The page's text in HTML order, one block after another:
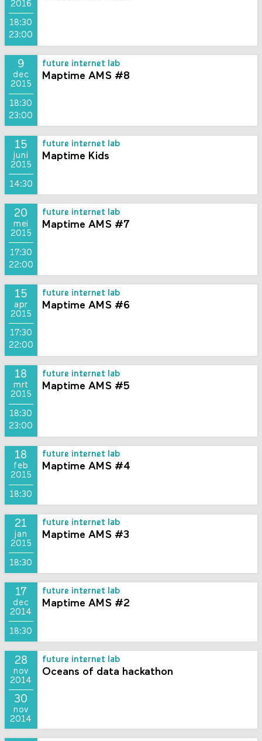
2016
18:30
23:00
9
dec
2015
18:30
23:00
future internet lab
Maptime AMS #8
15
juni
2015
14:30
future internet lab
Maptime Kids
20
mei
2015
17:30
22:00
future internet lab
Maptime AMS #7
15
apr
2015
17:30
22:00
future internet lab
Maptime AMS #6
18
mrt
2015
18:30
23:00
future internet lab
Maptime AMS #5
18
feb
2015
18:30
future internet lab
Maptime AMS #4
21
jan
2015
18:30
future internet lab
Maptime AMS #3
17
dec
2014
18:30
future internet lab
Maptime AMS #2
28
nov
2014
30
nov
2014
future internet lab
Oceans of data hackathon